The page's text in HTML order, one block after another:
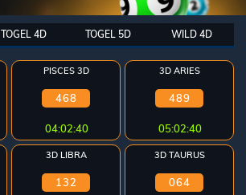
TOGEL 4D TOGEL 5D WILD 4D
PISCES 3D
468
04:02:40
3D ARIES
489
05:02:40
3D LIBRA
132
3D TAURUS
064